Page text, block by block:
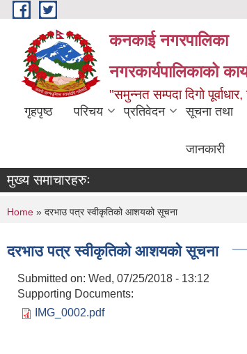
Skip to main content
कनकाई नगरपालिका
नगरकार्यपालिकाको
"समुन्नत सम्पदा दिगो
गृहपृष्ठ परिचय प्रतिवेदन सूचना तथा
जानकारी
मुख्य समाचारहरुः
You are here
Home » दरभाउ पत्र स्वीकृतिको आशयको सूचना
दरभाउ पत्र स्वीकृतिको आशयको सूचना
Submitted on: Wed, 07/25/2018 - 13:12
Supporting Documents:
IMG_0002.pdf